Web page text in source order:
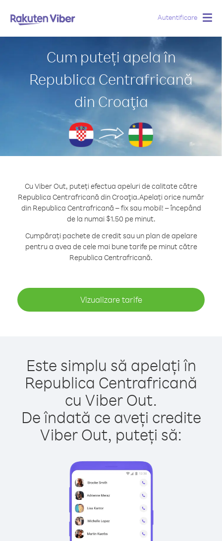
Autentificare
Cum puteți apela în
Republica Centrafricană
din Croaţia
Cu Viber Out, puteți efectua apeluri de calitate către
Republica Centrafricană din Croaţia.Apelați orice număr
din Republica Centrafricană – fix sau mobil! – începând
de la numai $1.50 pe minut.
Cumpărați pachete de credit sau un plan de apelare
pentru a avea de cele mai bune tarife pe minut către
Republica Centrafricană.
Vizualizare tarife
Este simplu să apelați în
Republica Centrafricană
cu Viber Out.
De îndată ce aveți credite
Viber Out, puteți să: